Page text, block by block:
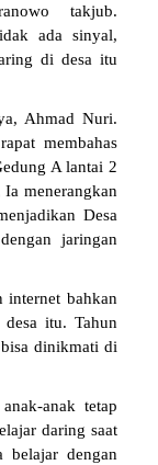
takjub.
ada sinyal,
di desa itu
Ahmad Nuri.
membahas
A lantai 2
menerangkan
Desa
jaringan
internet bahkan
itu. Tahun
dinikmati di
anak tetap
daring saat
belajar dengan